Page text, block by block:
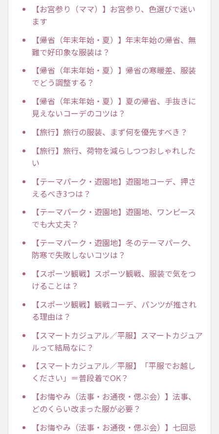
【お宮参り（ママ）】お宮参り、色選びで迷い
ます
【帰省（年末年始・夏）】年末年始の帰省、無
難で好印象な服装は？
【帰省（年末年始・夏）】帰省の寒暖差、服装
でどう調整する？
【帰省（年末年始・夏）】夏の帰省、手抜きに
見えないコーデのコツは？
【旅行】旅行の服装、まず何を優先すべき？
【旅行】旅行、荷物を減らしつつおしゃれした
い
【テーマパーク・遊園地】遊園地コーデ、押さ
えるべき3つは？
【テーマパーク・遊園地】遊園地、ワンピース
でも大丈夫？
【テーマパーク・遊園地】冬のテーマパーク、
防寒で失敗しないコツは？
【スポーツ観戦】スポーツ観戦、服装で気をつ
けることは？
【スポーツ観戦】観戦コーデ、パンツが推され
る理由は？
【スマートカジュアル／平服】スマートカジュア
ルって結局なに？
【スマートカジュアル／平服】「平服でお越し
ください」＝普段着でOK？
【お悔やみ（法事・お通夜・偲ぶ会）】法事、
どのくらい改まった服が必要？
【お悔やみ（法事・お通夜・偲ぶ会）】七回忌